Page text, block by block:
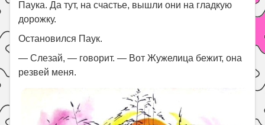
Паука. Да тут, на счастье, вышли они на гладкую
дорожку.
Остановился Паук.
— Слезай, — говорит. — Вот Жужелица бежит, она
резвей меня.